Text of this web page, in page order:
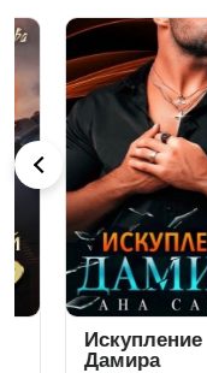
Искупление
Дамира